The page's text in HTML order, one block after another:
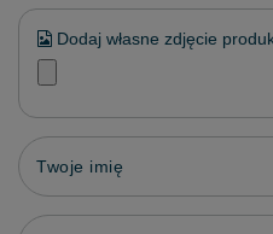
Dodaj własne zdjęcie
Twoje imię